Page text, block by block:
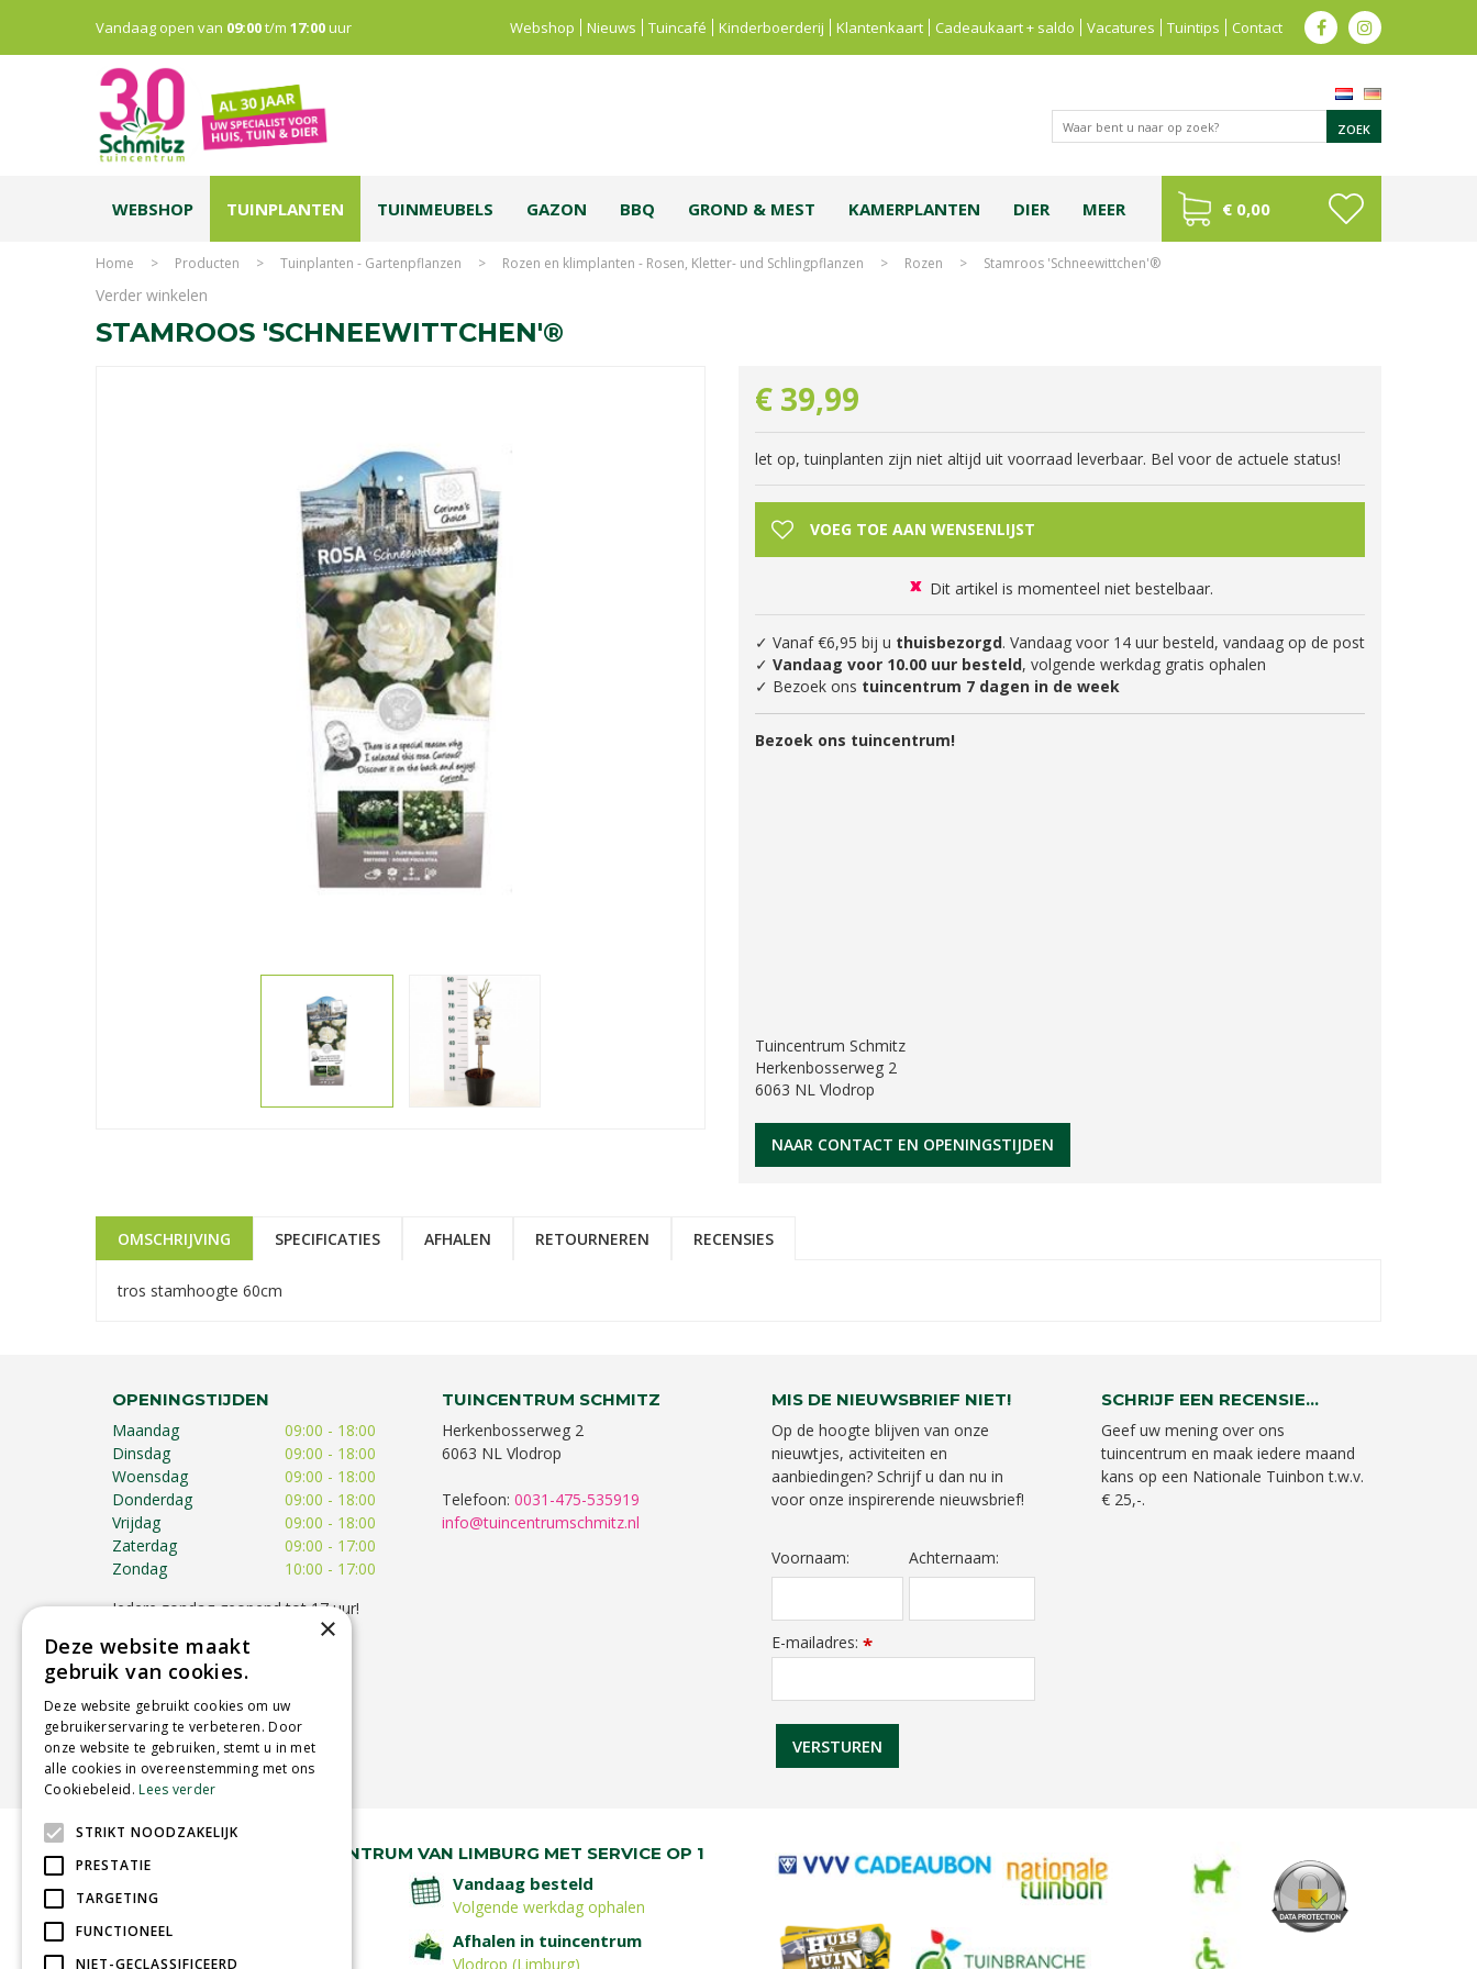
Home > Producten > Tuinplanten - Gartenpflanzen > Rozen en klimplanten - Rosen, Kletter- und Schlingpflanzen > Rozen > Stamroos 'Schneewittchen'®
Vandaag open van 09:00t/m 17:00uur Webshop Nieuws Tuincafé Kinderboerderij Klantenkaart Cadeaukaart + saldo Vacatures Tuintips Contact
WEBSHOP TUINPLANTEN TUINMEUBELS GAZON BBQ GROND & MEST KAMERPLANTEN DIER MEER € 0,00
Verder winkelen
STAMROOS 'SCHNEEWITTCHEN'®
€ 39,99
let op, tuinplanten zijn niet altijd uit voorraad leverbaar. Bel voor de actuele status!
Dit artikel is momenteel niet bestelbaar.
✓ Vanaf €6,95 bij u thuisbezorgd. Vandaag voor 14 uur besteld, vandaag op de post
✓ Vandaag voor 10.00 uur besteld, volgende werkdag gratis ophalen
✓ Bezoek ons tuincentrum 7 dagen in de week
Bezoek ons tuincentrum!
Tuincentrum Schmitz
Herkenbosserweg 2
6063 NL Vlodrop
NAAR CONTACT EN OPENINGSTIJDEN
OMSCHRIJVING SPECIFICATIES AFHALEN RETOURNEREN RECENSIES
tros stamhoogte 60cm
OPENINGSTIJDEN
Maandag
09:00 - 18:00
Dinsdag
09:00 - 18:00
Woensdag
09:00 - 18:00
Donderdag
09:00 - 18:00
Vrijdag
09:00 - 18:00
Zaterdag
09:00 - 17:00
Zondag
10:00 - 17:00
Iedere zondag geopend tot 17 uur!
openingstijden afwijken!
Toon alle openingstijden
TUINCENTRUM SCHMITZ
Herkenbosserweg 2
6063 NL Vlodrop
Telefoon: 0031-475-535919
info@tuincentrumschmitz.nl
MIS DE NIEUWSBRIEF NIET!
Op de hoogte blijven van onze
nieuwtjes, activiteiten en
aanbiedingen? Schrijf u dan nu in
voor onze inspirerende nieuwsbrief!
Voornaam: Achternaam:
E-mailadres: *
SCHRIJF EEN RECENSIE...
Geef uw mening over ons
tuincentrum en maak iedere maand
kans op een Nationale Tuinbon t.w.v.
€ 25,-.
RUIM 30 JAAR HÉT TUINCENTRUM VAN LIMBURG MET SERVICE OP 1
Vandaag besteld
Volgende werkdag ophalen
Betaal veilig
met iDeal - Wero
Afhalen in tuincentrum
Vlodrop (Limburg)
×
Deze website maakt
gebruik van cookies.
Deze website gebruikt cookies om uw
gebruikerservaring te verbeteren. Door
onze website te gebruiken, stemt u in met
alle cookies in overeenstemming met ons
Cookiebeleid.Lees verder
STRIKT NOODZAKELIJK
PRESTATIE
TARGETING
FUNCTIONEEL
NIET-GECLASSIFICEERD